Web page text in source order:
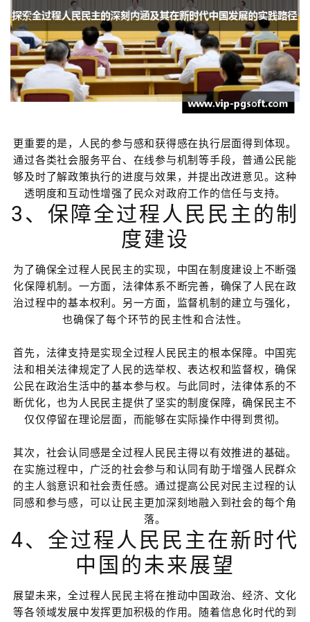
更重要的是，人民的参与感和获得感在执行层面得到体现。
通过各类社会服务平台、在线参与机制等手段，普通公民能
够及时了解政策执行的进度与效果，并提出改进意见。这种
透明度和互动性增强了民众对政府工作的信任与支持。
3、保障全过程人民民主的制
度建设
为了确保全过程人民民主的实现，中国在制度建设上不断强
化保障机制。一方面，法律体系不断完善，确保了人民在政
治过程中的基本权利。另一方面，监督机制的建立与强化，
也确保了每个环节的民主性和合法性。
首先，法律支持是实现全过程人民民主的根本保障。中国宪
法和相关法律规定了人民的选举权、表达权和监督权，确保
公民在政治生活中的基本参与权。与此同时，法律体系的不
断优化，也为人民民主提供了坚实的制度保障，确保民主不
仅仅停留在理论层面，而能够在实际操作中得到贯彻。
其次，社会认同感是全过程人民民主得以有效推进的基础。
在实施过程中，广泛的社会参与和认同有助于增强人民群众
的主人翁意识和社会责任感。通过提高公民对民主过程的认
同感和参与感，可以让民主更加深刻地融入到社会的每个角
落。
4、全过程人民民主在新时代
中国的未来展望
展望未来，全过程人民民主将在推动中国政治、经济、文化
等各领域发展中发挥更加积极的作用。随着信息化时代的到